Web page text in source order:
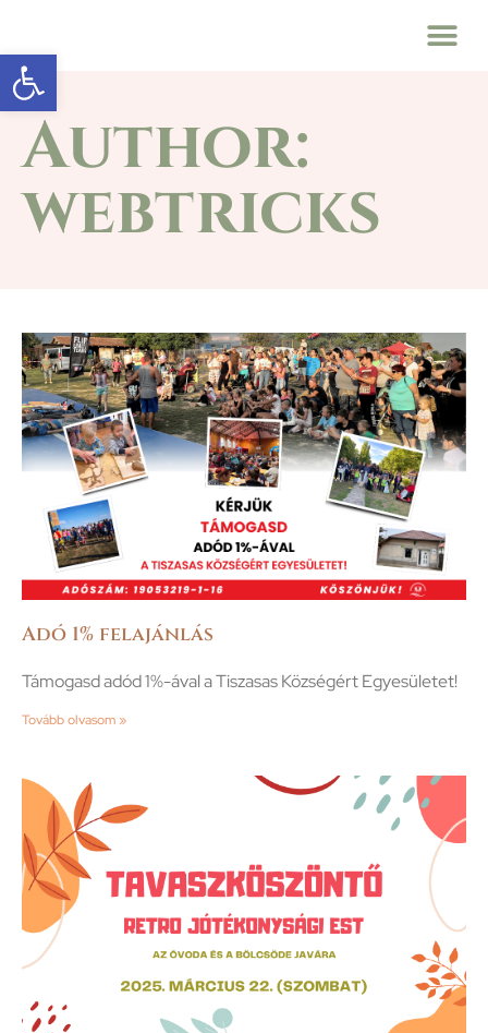
Eszköztár megnyitása
Author:
webtricks
Adó 1% felajánlás
Támogasd adód 1%-ával a Tiszasas Községért Egyesületet!
Tovább olvasom »